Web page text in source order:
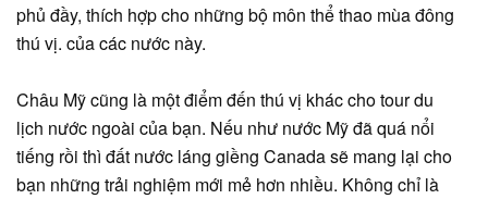
phủ đầy, thích hợp cho những bộ môn thể thao mùa đông
thú vị. của các nước này.
Châu Mỹ cũng là một điểm đến thú vị khác cho tour du
lịch nước ngoài của bạn. Nếu như nước Mỹ đã quá nổi
tiếng rồi thì đất nước láng giềng Canada sẽ mang lại cho
bạn những trải nghiệm mới mẻ hơn nhiều. Không chỉ là